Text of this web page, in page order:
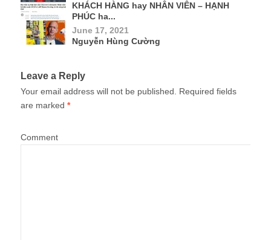
KHÁCH HÀNG hay NHÂN VIÊN – HẠNH
PHÚC ha...
June 17, 2021
Nguyễn Hùng Cường
Leave a Reply
Your email address will not be published.
Required fields
are marked *
Comment